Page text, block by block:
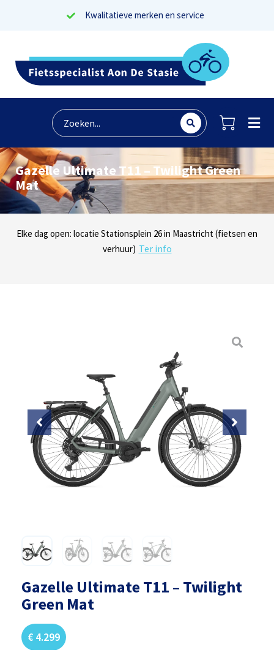
Kwalitatieve merken en service
Gazelle Ultimate T11 – Twilight Green
Mat
Dinsdag t/m zaterdag geopen: locaties Sphinxlunet 1 in Maastricht
(e-bikes) en Maaseikersteenweg 183 in Lanaken (fietsen en e-
Elke dag open: locatie Stationsplein 26 in Maastricht (fietsen en
verhuur) Ter info
Onze missie? Tevreden klanten! Lees reviews
Gazelle Ultimate T11 – Twilight
Green Mat
€ 4.299